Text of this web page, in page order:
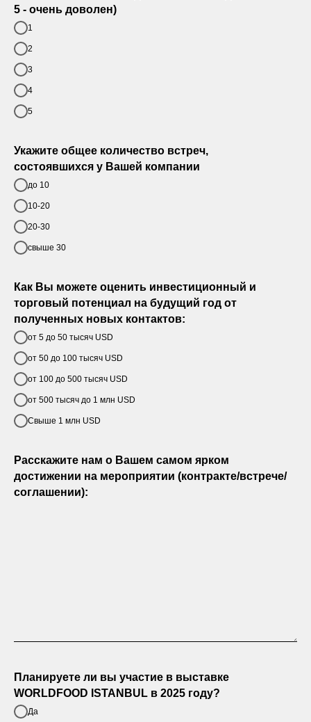
5 - очень доволен)
1
2
3
4
5
Укажите общее количество встреч,
состоявшихся у Вашей компании
до 10
10-20
20-30
свыше 30
Как Вы можете оценить инвестиционный и
торговый потенциал на будущий год от
полученных новых контактов:
от 5 до 50 тысяч USD
от 50 до 100 тысяч USD
от 100 до 500 тысяч USD
от 500 тысяч до 1 млн USD
Свыше 1 млн USD
Расскажите нам о Вашем самом ярком
достижении на мероприятии (контракте/встрече/
соглашении):
Планируете ли вы участие в выставке
WORLDFOOD ISTANBUL в 2025 году?
Да